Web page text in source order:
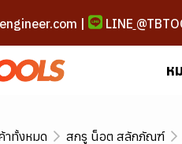
| LINE
ห
ทั้งหมด สกรู น็อต สลักภัณฑ์